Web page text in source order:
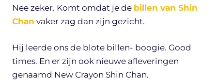
Nee zeker. Komt omdat je de billen van Shin
Chan vaker zag dan zijn gezicht.
Hij leerde ons de blote billen- boogie. Good
times. En er zijn ook nieuwe afleveringen
genaamd New Crayon Shin Chan.